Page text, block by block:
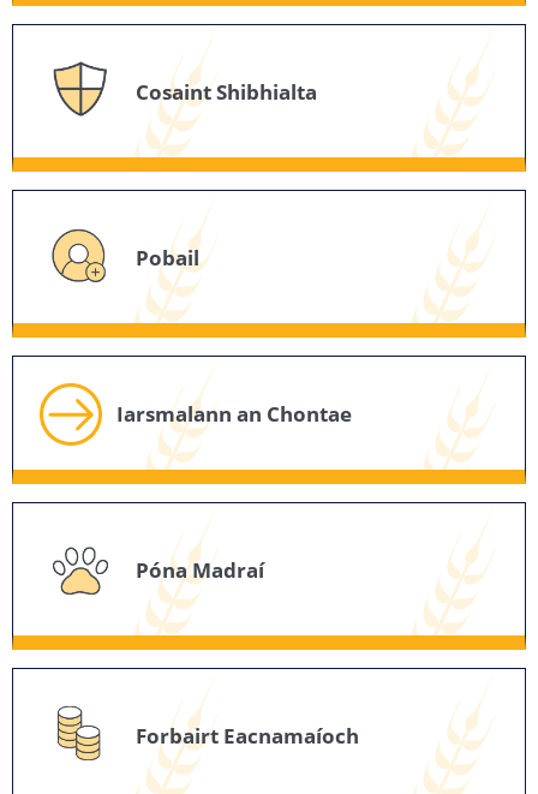
Cosaint Shibhialta
Pobail
Iarsmalann an Chontae
Póna Madraí
Forbairt Eacnamaíoch